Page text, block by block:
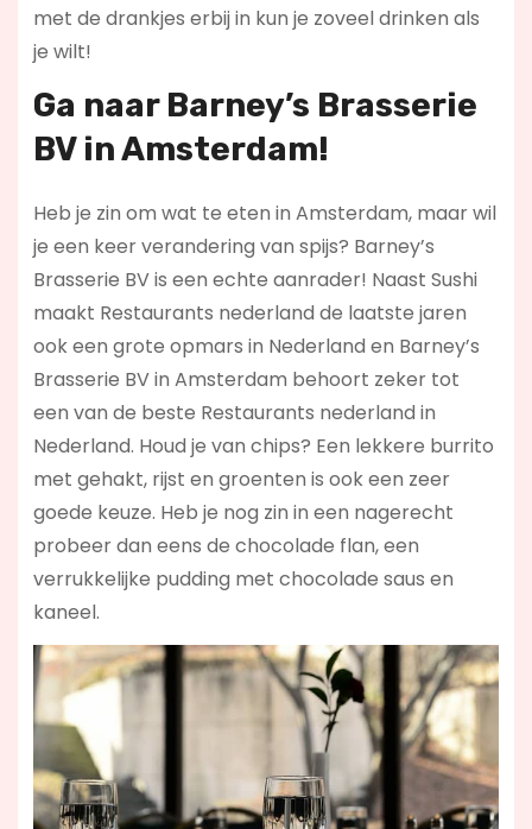
met de drankjes erbij in kun je zoveel drinken als
je wilt!
Ga naar Barney’s Brasserie
BV in Amsterdam!
Heb je zin om wat te eten in Amsterdam, maar wil
je een keer verandering van spijs? Barney’s
Brasserie BV is een echte aanrader! Naast Sushi
maakt Restaurants nederland de laatste jaren
ook een grote opmars in Nederland en Barney’s
Brasserie BV in Amsterdam behoort zeker tot
een van de beste Restaurants nederland in
Nederland. Houd je van chips? Een lekkere burrito
met gehakt, rijst en groenten is ook een zeer
goede keuze. Heb je nog zin in een nagerecht
probeer dan eens de chocolade flan, een
verrukkelijke pudding met chocolade saus en
kaneel.